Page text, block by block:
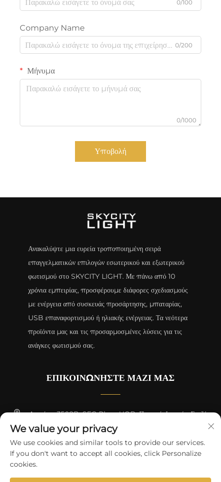
0/100
Company Name
0/200
Μήνυμα
0/1000
Υποβολή
Ανακαλύψτε μια ευρεία τροποποιημένη σειρά
επαγγελματικών επιλογών εσωτερικού και εξωτερικού
φωτισμού στο SKYCITY LIGHT. Με πάνω από 10
χρόνια εμπειρίας, προσφέρουμε διάφορες σχεδιασμούς
με ενέργεια από συσκευάς προσάρτησης, μπαταρίας,
USB επαναφορτισμού ή ηλιακής ενέργειας. Τα νεότερα
προϊόντα μας και τις προσαρμοσμένες λύσεις για τις
ανάγκες φωτισμού σας.
ΕΠΙΚΟΙΝΩΝΉΣΤΕ ΜΑΖΊ ΜΑΣ
Δωμάτιο 3508B, SEG Plaza HQB, Περιοχή Φουτιάν, Σενζέν
+8615817427232
[email protected]
We value your privacy
We use cookies and similar tools to provide our services.
If you don't want to accept all cookies, click Personalize
cookies.